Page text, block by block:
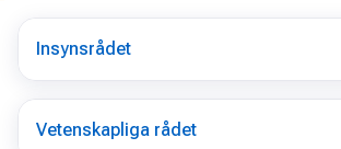
Insynsrådet
Vetenskapliga rådet